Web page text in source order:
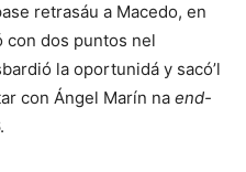
retrasáu a Macedo, en
con dos puntos nel
la oportunidá y sacó’l
con Ángel Marín na end-